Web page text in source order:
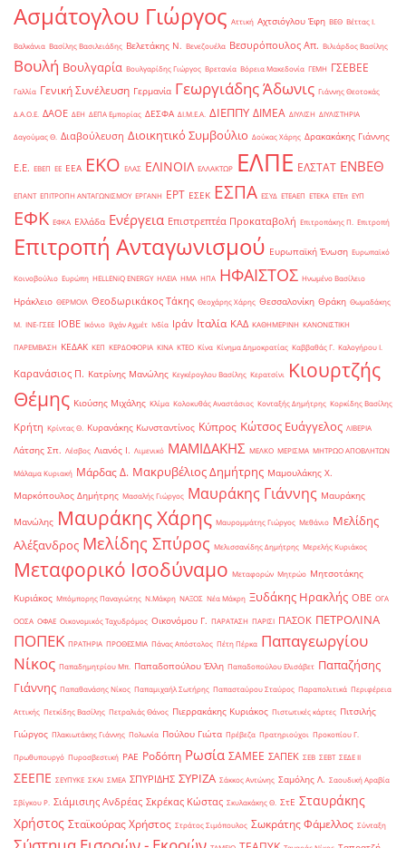
Ασμάτογλου Γιώργος Αττική Αχτσιόγλου Έφη ΒΕΘ Βέττας Ι.
Βαλκάνια Βασίλης Βασιλειάδης Βελετάκης Ν. Βενεζουέλα Βεσυρόπουλος Απ. Βιλιάρδος Βασίλης
Βουλή Βουλγαρία Βουλγαρίδης Γιώργος Βρετανία Βόρεια Μακεδονία ΓΕΜΗ ΓΣΕΒΕΕ
Γαλλία Γενική Συνέλευση Γερμανία Γεωργιάδης Άδωνις Γιάννης Θεοτοκάς
Δ.Α.Ο.Ε. ΔΑΟΕ ΔΕΗ ΔΕΠΑ Εμπορίας ΔΕΣΦΑ ΔΙ.Μ.Ε.Α. ΔΙΕΠΠΥ ΔΙΜΕΑ ΔΙΥΛΙΣΗ ΔΙΥΛΙΣΤΗΡΙΑ
Δαγούμας Θ. Διαβούλευση Διοικητικό Συμβούλιο Δούκας Χάρης Δρακακάκης Γιάννης
Ε.Ε. ΕΒΕΠ ΕΕ ΕΕΑ ΕΚΟ ΕΛΑΣ ΕΛΙΝΟΙΛ ΕΛΛΑΚΤΩΡ ΕΛΠΕ ΕΛΣΤΑΤ ΕΝΒΕΘ
ΕΠΑΝΤ ΕΠΙΤΡΟΠΗ ΑΝΤΑΓΩΝΙΣΜΟΥ ΕΡΓΑΝΗ ΕΡΤ ΕΣΕΚ ΕΣΠΑ ΕΣΥΔ ΕΤΕΑΕΠ ΕΤΕΚΑ ΕΤΕπ ΕΥΠ
ΕΦΚ ΕΦΚΑ Ελλάδα Ενέργεια Επιστρεπτέα Προκαταβολή Επιτροπάκης Π. Επιτροπή
Επιτροπή Ανταγωνισμού Ευρωπαϊκή Ένωση Ευρωπαϊκό
Κοινοβούλιο Ευρώπη ΗELLENiQ ENERGY ΗΛΕΙΑ ΗΜΑ ΗΠΑ ΗΦΑΙΣΤΟΣ Ηνωμένο Βασίλειο
Ηράκλειο ΘΕΡΜΟΙΛ Θεοδωρικάκος Τάκης Θεοχάρης Χάρης Θεσσαλονίκη Θράκη Θωμαδάκης
Μ. ΙΝΕ-ΓΣΕΕ ΙΟΒΕ Ικόνιο Ιλχάν Αχμέτ Ινδία Ιράν Ιταλία ΚΑΔ ΚΑΘΗΜΕΡΙΝΗ ΚΑΝΟΝΙΣΤΙΚΗ
ΠΑΡΕΜΒΑΣΗ ΚΕΔΑΚ ΚΕΠ ΚΕΡΔΟΦΟΡΙΑ ΚΙΝΑ ΚΤΕΟ Κίνα Κίνημα Δημοκρατίας Καββαθάς Γ. Καλογήρου Ι.
Καρανάσιος Π. Κατρίνης Μανώλης Κεγκέρογλου Βασίλης Κερατσίνι
Κιουρτζής
Θέμης Κιούσης Μιχάλης Κλίμα Κολοκυθάς Αναστάσιος Κονταξής Δημήτρης Κορκίδης Βασίλης
Κρήτη Κρίντας Θ. Κυρανάκης Κωνσταντίνος Κύπρος Κώτσος Ευάγγελος ΛΙΒΕΡΙΑ
Λάτσης Σπ. Λέσβος Λιανός Ι. Λιμενικό ΜΑΜΙΔΑΚΗΣ ΜΕΛΚΟ ΜΕΡΙΣΜΑ ΜΗΤΡΩΟ ΑΠΟΒΛΗΤΩΝ
Μάλαμα Κυριακή Μάρδας Δ. Μακρυβέλιος Δημήτρης Μαμουλάκης Χ.
Μαρκόπουλος Δημήτρης Μασαλής Γιώργος Μαυράκης Γιάννης Μαυράκης
Μανώλης Μαυράκης Χάρης Μαυρομμάτης Γιώργος Μεθάνιο Μελίδης
Αλέξανδρος Μελίδης Σπύρος Μελισσανίδης Δημήτρης Μερελής Κυριάκος
Μεταφορικό Ισοδύναμο Μεταφορών Μητρώο Μητσοτάκης
Κυριάκος Μπόμπορης Παναγιώτης Ν.Μάκρη ΝΑΞΟΣ Νέα Μάκρη Ξυδάκης Ηρακλής ΟΒΕ ΟΓΑ
ΟΟΣΑ ΟΦΑΕ Οικονομικός Ταχυδρόμος Οικονόμου Γ. ΠΑΡΑΤΑΣΗ ΠΑΡΙΣΙ ΠΑΣΟΚ ΠΕΤΡΟΛΙΝΑ
ΠΟΠΕΚ ΠΡΑΤΗΡΙΑ ΠΡΟΘΕΣΜΙΑ Πάνας Απόστολος Πέτη Πέρκα Παπαγεωργίου
Νίκος Παπαδημητρίου Μπ. Παπαδοπούλου Έλλη Παπαδοπούλου Ελισάβετ Παπαζήσης
Γιάννης Παπαθανάσης Νίκος Παπαμιχαήλ Σωτήρης Παπασταύρου Σταύρος Παραπολιτικά Περιφέρεια
Αττικής Πετκίδης Βασίλης Πετραλιάς Θάνος Πιερρακάκης Κυριάκος Πιστωτικές κάρτες Πιτσιλής
Γιώργος Πλακιωτάκης Γιάννης Πολωνία Πούλου Γιώτα Πρέβεζα Πρατηριούχοι Προκοπίου Γ.
Πρωθυπουργό Πυροσβεστική ΡΑΕ Ροδόπη Ρωσία ΣΑΜΕΕ ΣΑΠΕΚ ΣΕΒ ΣΕΒΤ ΣΕΔΕ ΙΙ
ΣΕΕΠΕ ΣΕΥΠΥΚΕ ΣΚΑΙ ΣΜΕΑ ΣΠΥΡΙΔΗΣ ΣΥΡΙΖΑ Σάκκος Αντώνης Σαμόλης Λ. Σαουδική Αραβία
Σβίγκου Ρ. Σιάμισιης Ανδρέας Σκρέκας Κώστας Σκυλακάκης Θ. ΣτΕ Σταυράκης
Χρήστος Σταϊκούρας Χρήστος Στράτος Σιμόπουλος Σωκράτης Φάμελλος Σύνταξη